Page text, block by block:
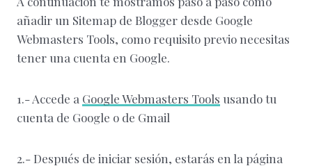
añadir un Sitemap de Blogger desde Google
Webmasters Tools, como requisito previo necesitas
tener una cuenta en Google.
1.- Accede a Google Webmasters Tools usando tu
cuenta de Google o de Gmail
2.- Después de iniciar sesión, estarás en la página